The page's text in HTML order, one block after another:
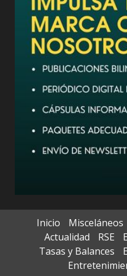
Inicio Misceláneos
Actualidad
RSE
Tasas y Balances